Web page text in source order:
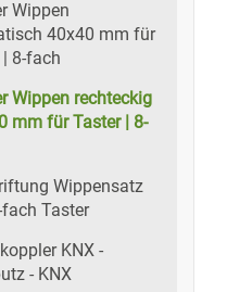
Wippen
40x40 mm für
8-fach
Wippen rechteckig
mm für Taster | 8-
Wippensatz
fach Taster
KNX -
- KNX